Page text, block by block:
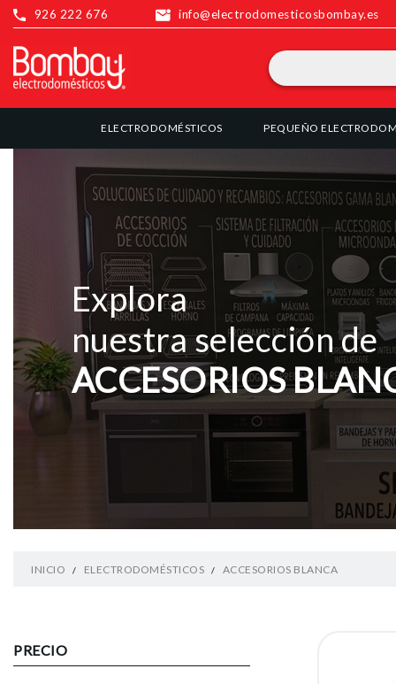
926 222 676 info@electrodomesticosbombay.es
ELECTRODOMÉSTICOS PEQUEÑO
Explora
nuestra selección de
ACCESORIOS
INICIO ELECTRODOMÉSTICOS ACCESORIOS BLANCA
PRECIO